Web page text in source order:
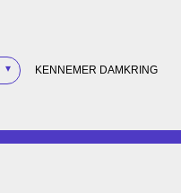
KENNEMER DAMKRING